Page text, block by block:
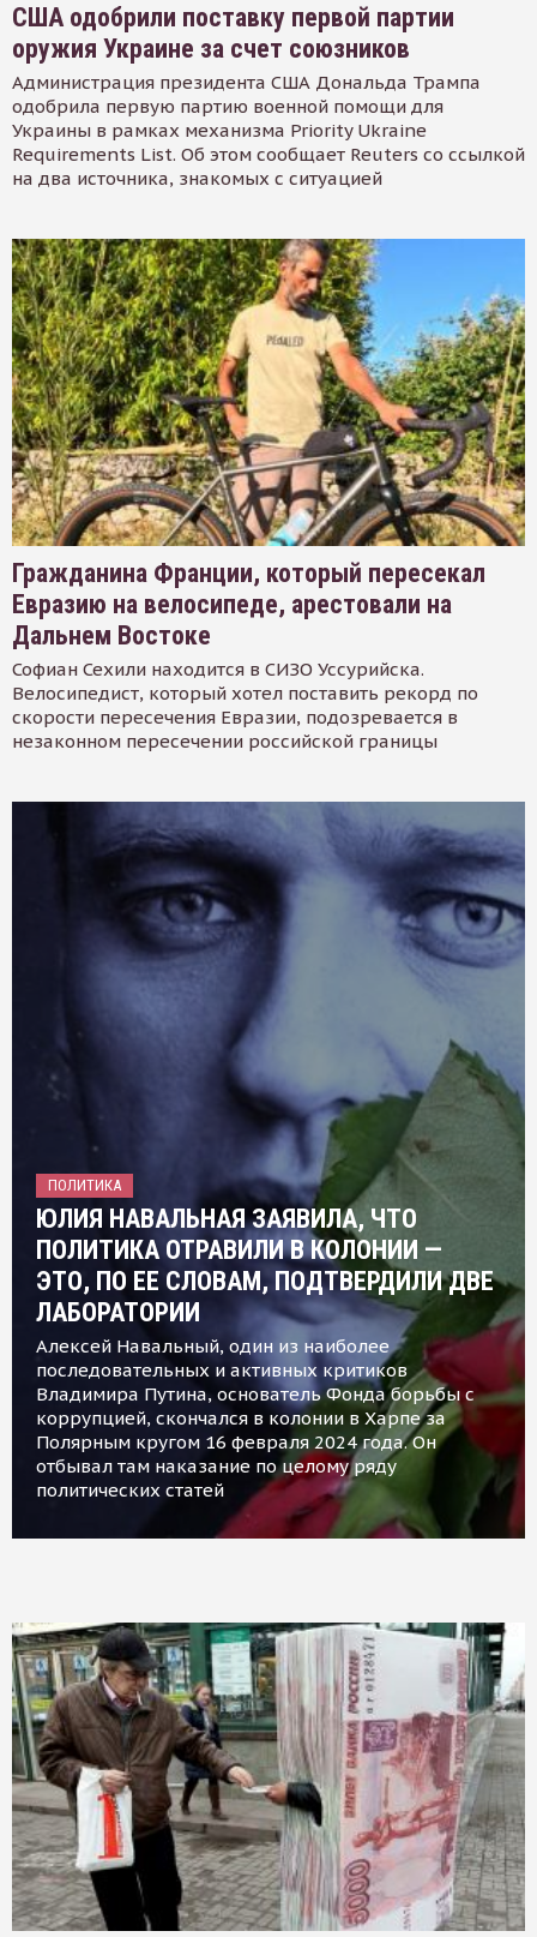
США одобрили поставку первой партии
оружия Украине за счет союзников
Администрация президента США Дональда Трампа
одобрила первую партию военной помощи для
Украины в рамках механизма Priority Ukraine
Requirements List. Об этом сообщает Reuters со ссылкой
на два источника, знакомых с ситуацией
Гражданина Франции, который пересекал
Евразию на велосипеде, арестовали на
Дальнем Востоке
Софиан Сехили находится в СИЗО Уссурийска.
Велосипедист, который хотел поставить рекорд по
скорости пересечения Евразии, подозревается в
незаконном пересечении российской границы
ПОЛИТИКА
ЮЛИЯ НАВАЛЬНАЯ ЗАЯВИЛА, ЧТО
ПОЛИТИКА ОТРАВИЛИ В КОЛОНИИ —
ЭТО, ПО ЕЕ СЛОВАМ, ПОДТВЕРДИЛИ ДВЕ
ЛАБОРАТОРИИ
Алексей Навальный, один из наиболее
последовательных и активных критиков
Владимира Путина, основатель Фонда борьбы с
коррупцией, скончался в колонии в Харпе за
Полярным кругом 16 февраля 2024 года. Он
отбывал там наказание по целому ряду
политических статей